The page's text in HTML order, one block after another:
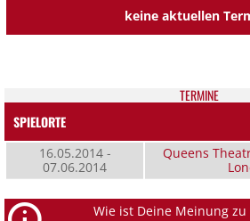
keine aktuellen
TER­MI­NE
SPIELORTE
16.05.2014 -
07.06.2014
Queens
Wie ist Deine Meinung